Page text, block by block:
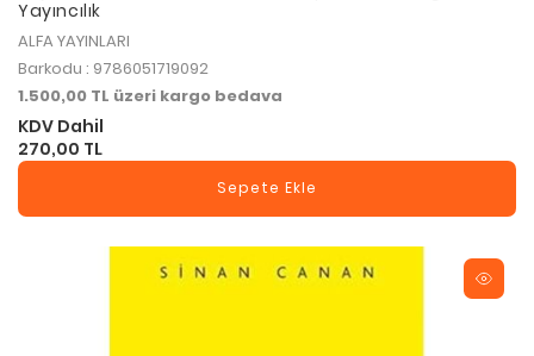
Yayıncılık
ALFA YAYINLARI
Barkodu : 9786051719092
1.500,00 TL üzeri kargo bedava
KDV Dahil
270,00 TL
Sepete Ekle